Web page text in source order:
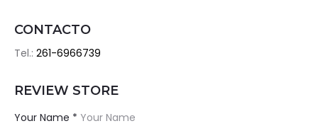
CONTACTO
Tel.: 261-6966739
REVIEW STORE
Your Name *